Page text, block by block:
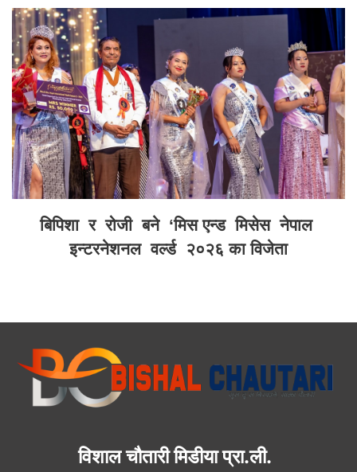
बिपिशा र रोजी बने ‘मिस एन्ड मिसेस नेपाल
इन्टरनेशनल वर्ल्ड २०२६ का विजेता
विशाल चौतारी मिडीया प्रा.ली.